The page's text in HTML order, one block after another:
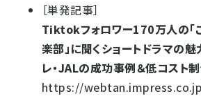
［単発記事］
Tiktokフォロワー170万人の「
楽部」に聞くショートドラマの魅
レ・JALの成功事例＆低コスト
https://